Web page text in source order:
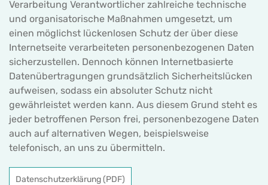
Verarbeitung Verantwortlicher zahlreiche technische
und organisatorische Maßnahmen umgesetzt, um
einen möglichst lückenlosen Schutz der über diese
Internetseite verarbeiteten personenbezogenen Daten
sicherzustellen. Dennoch können Internetbasierte
Datenübertragungen grundsätzlich Sicherheitslücken
aufweisen, sodass ein absoluter Schutz nicht
gewährleistet werden kann. Aus diesem Grund steht es
jeder betroffenen Person frei, personenbezogene Daten
auch auf alternativen Wegen, beispielsweise
telefonisch, an uns zu übermitteln.
Datenschutzerklärung (PDF)